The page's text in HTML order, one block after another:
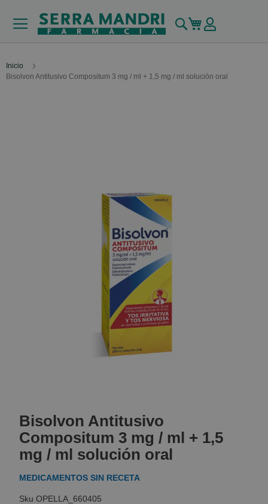
Buscar
Mi carrito
Inicio
Bisolvon Antitusivo Compositum 3 mg / ml + 1,5 mg / ml solución oral
the
beginning
of
the
gallery
Bisolvon Antitusivo
Compositum 3 mg / ml + 1,5
mg / ml solución oral
MEDICAMENTOS SIN RECETA
OPELLA_660405